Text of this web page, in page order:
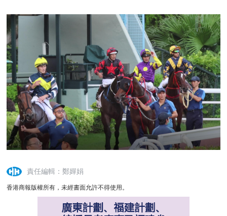
責任編輯：鄭嬋娟
香港商報版權所有，未經書面允許不得使用。